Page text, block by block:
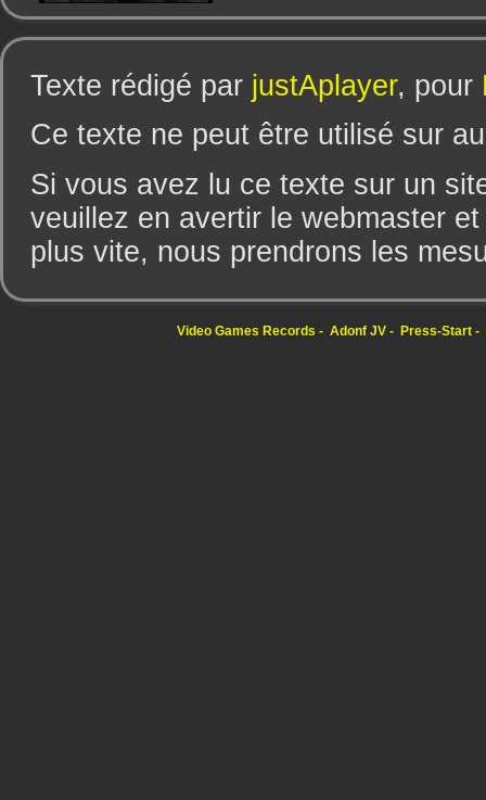
Texte rédigé par justAplayer, pour
Ce texte ne peut être utilisé sur
Si vous avez lu ce texte sur un
veuillez en avertir le webmaster
plus vite, nous prendrons les
Video Games Records Adonf JV Press-Start